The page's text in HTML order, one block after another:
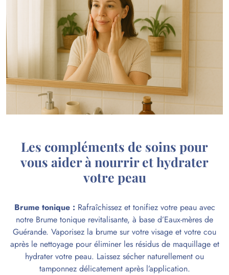
Les compléments de soins pour
vous aider à nourrir et hydrater
votre peau
Brume tonique: Rafraîchissez et tonifiez votre peau avec
notre Brume tonique revitalisante, à base d’Eaux-mères de
Guérande. Vaporisez la brume sur votre visage et votre cou
après le nettoyage pour éliminer les résidus de maquillage et
hydrater votre peau. Laissez sécher naturellement ou
tamponnez délicatement après l’application.